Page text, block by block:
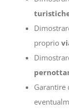
proprio
Garantire